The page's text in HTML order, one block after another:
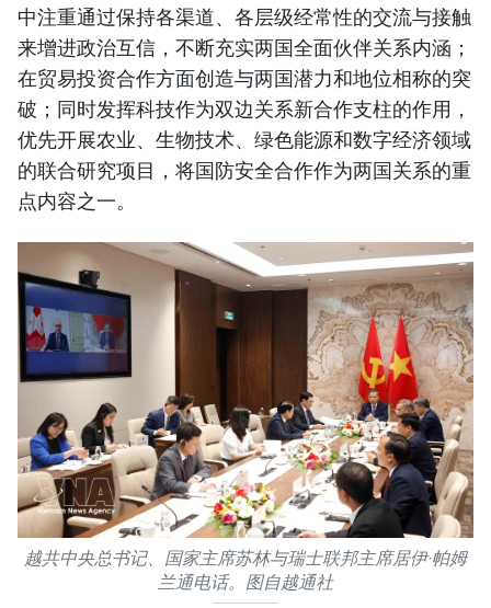
中注重通过保持各渠道、各层级经常性的交流与接触
来增进政治互信，不断充实两国全面伙伴关系内涵；
在贸易投资合作方面创造与两国潜力和地位相称的突
破；同时发挥科技作为双边关系新合作支柱的作用，
优先开展农业、生物技术、绿色能源和数字经济领域
的联合研究项目，将国防安全合作作为两国关系的重
点内容之一。
越共中央总书记、国家主席苏林与瑞士联邦主席居伊·帕姆
兰通电话。图自越通社